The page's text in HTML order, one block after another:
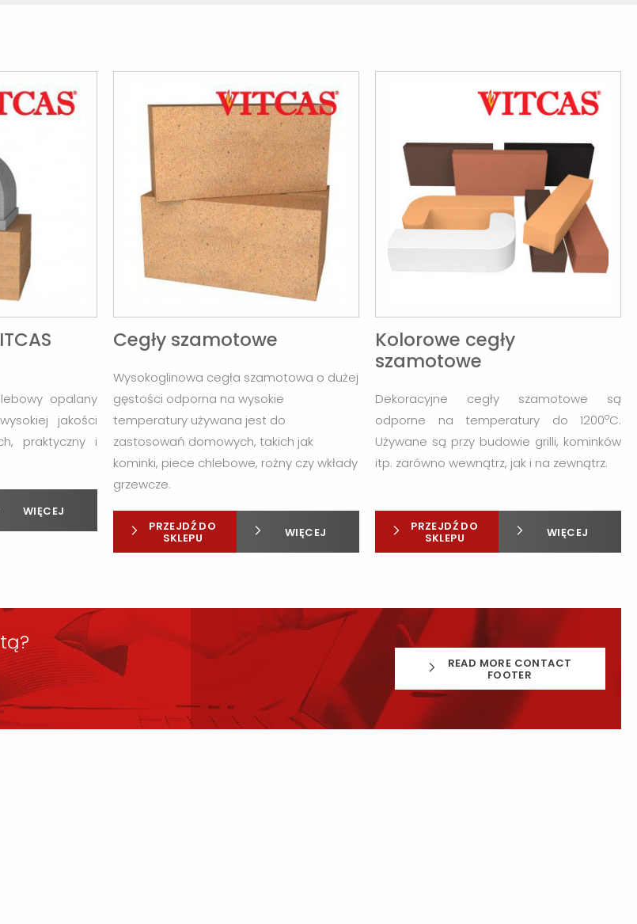
opalany
jakości
praktyczny i
WIĘCEJ
Cegły szamotowe
Wysokoglinowa cegła szamotowa o dużej
gęstości odporna na wysokie
temperatury używana jest do
zastosowań domowych, takich jak
kominki, piece chlebowe, rożny czy wkłady
grzewcze.
PRZEJDŹ DO
SKLEPU WIĘCEJ
Kolorowe cegły
szamotowe
Dekoracyjne cegły szamotowe są
odporne na temperatury do 1200oC.
Używane są przy budowie grilli, kominków
itp. zarówno wewnątrz, jak i na zewnątrz.
PRZEJDŹ DO
SKLEPU WIĘCEJ
READ MORE CONTACT
FOOTER